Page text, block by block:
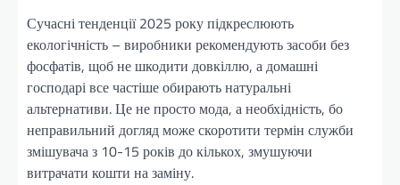
Сучасні тенденції 2025 року підкреслюють
екологічність – виробники рекомендують засоби без
фосфатів, щоб не шкодити довкіллю, а домашні
господарі все частіше обирають натуральні
альтернативи. Це не просто мода, а необхідність, бо
неправильний догляд може скоротити термін служби
змішувача з 10-15 років до кількох, змушуючи
витрачати кошти на заміну.